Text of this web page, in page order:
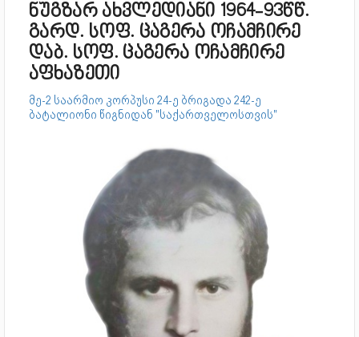
ნუგზარ ახვლედიანი 1964-93წწ.
გარდ. სოფ. ცაგერა ოჩამჩირე
დაბ. სოფ. ცაგერა ოჩამჩირე
აფხაზეთი
მე-2 საარმიო კორპუსი 24-ე ბრიგადა 242-ე
ბატალიონი წიგნიდან "საქართველოსთვის"